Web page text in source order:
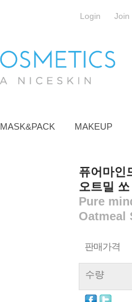
Login Join
MASK&PACK MAKEUP
퓨어마인
오트밀
Pure
Oatmeal
판매가격
수량